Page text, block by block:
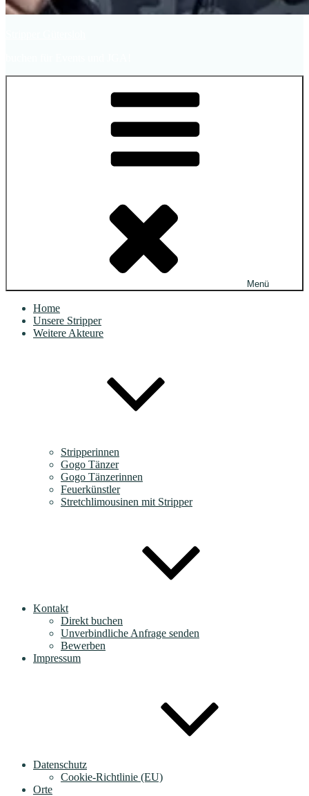
Menü
Home
Unsere Stripper
Weitere Akteure
Stripperinnen
Gogo Tänzer
Gogo Tänzerinnen
Feuerkünstler
Stretchlimousinen mit Stripper
Kontakt
Direkt buchen
Unverbindliche Anfrage senden
Bewerben
Impressum
Datenschutz
Cookie-Richtlinie (EU)
Orte